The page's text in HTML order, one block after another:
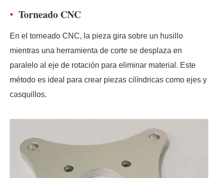
Torneado CNC
En el torneado CNC, la pieza gira sobre un husillo
mientras una herramienta de corte se desplaza en
paralelo al eje de rotación para eliminar material. Este
método es ideal para crear piezas cilíndricas como ejes y
casquillos.